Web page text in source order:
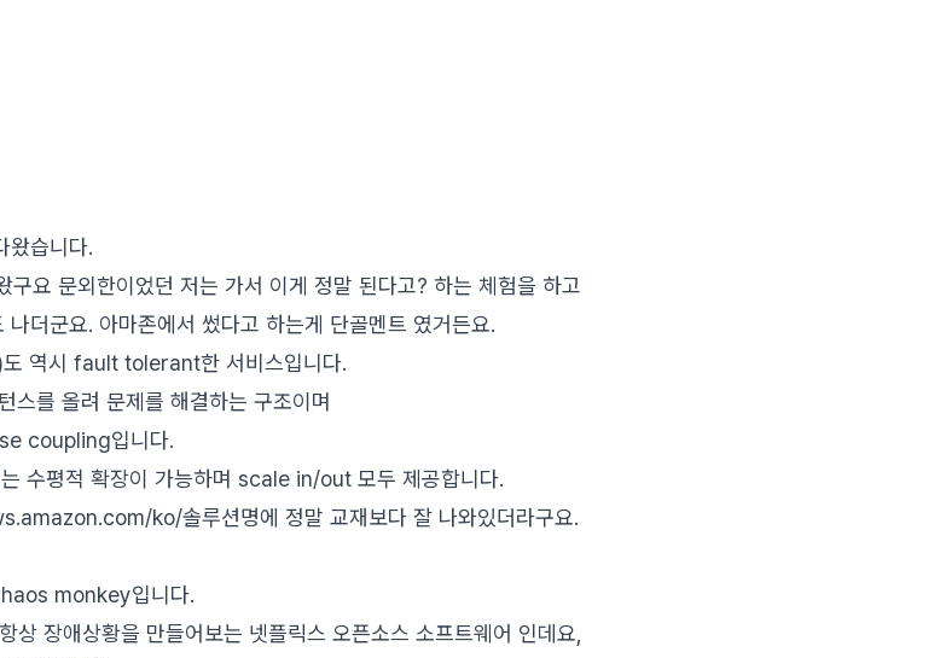
습니다.
요 문외한이었던 저는 가서 이게 정말 된다고? 하는 체험을 하고
더군요. 아마존에서 썼다고 하는게 단골멘트 였거든요.
역시 fault tolerant한 서비스입니다.
스를 올려 문제를 해결하는 구조이며
coupling입니다.
수평적 확장이 가능하며 scale in/out 모두 제공합니다.
ko/솔루션명에 정말 교재보다 잘 나와있더라구요.
monkey입니다.
장애상황을 만들어보는 넷플릭스 오픈소스 소프트웨어 인데요,